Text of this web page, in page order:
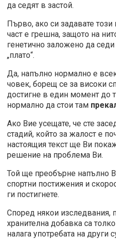
да седят в застой.
Първо, ако си задавате този
част е грешна, защото на
генетично заложено да
„плато“.
Да, напълно нормално е
човек, борещ се за високи
достигне в един момент до
нормално да стои там
Ако Вие усещате, че сте
стадий, който за жалост е
настоящия текст ще Ви
решение на проблема Ви.
Той ще преобърне напълно
спортни постижения и
ги постигнете.
Според някои изследвания,
хранителна добавка са
налага употребата на други